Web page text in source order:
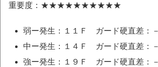
重要度：★★★★★★★★★★
弱ー発生：１１Ｆ ガード硬直差：
中ー発生：１４Ｆ ガード硬直差：
強ー発生：１９Ｆ ガード硬直差：